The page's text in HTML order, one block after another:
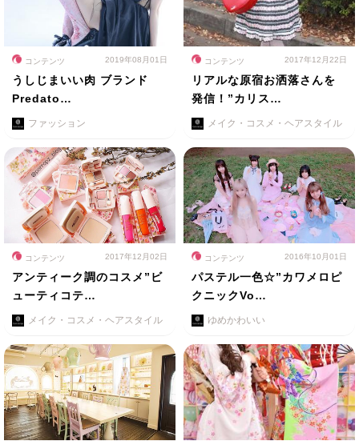
コンテンツ 2019年08月01日
うしじまいい肉 ブランド
Predato…
ファッション
コンテンツ 2017年12月22日
リアルな原宿お洒落さんを
発信！”カリス…
メイク・コスメ・ヘアスタイル
コンテンツ 2017年12月02日
アンティーク調のコスメ”ビ
ューティコテ…
メイク・コスメ・ヘアスタイル
コンテンツ 2016年10月01日
パステル一色☆”カワメロピ
クニックVo…
ゆめかわいい